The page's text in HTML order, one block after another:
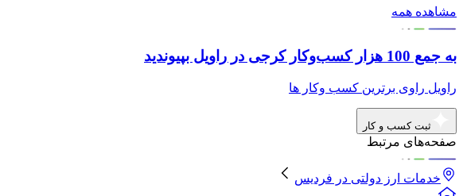
مشاهده همه
به جمع 100 هزار کسب‌وکار کرجی در راویل بپیوندید
راویل راوی برترین کسب وکار ها
ثبت کسب و کار
صفحه‌های مرتبط
خدمات ارز دولتی در فردیس